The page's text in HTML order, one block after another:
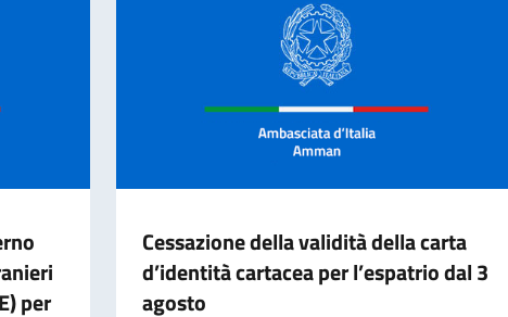
per
Cessazione della validità della carta
d’identità cartacea per l’espatrio dal 3
agosto